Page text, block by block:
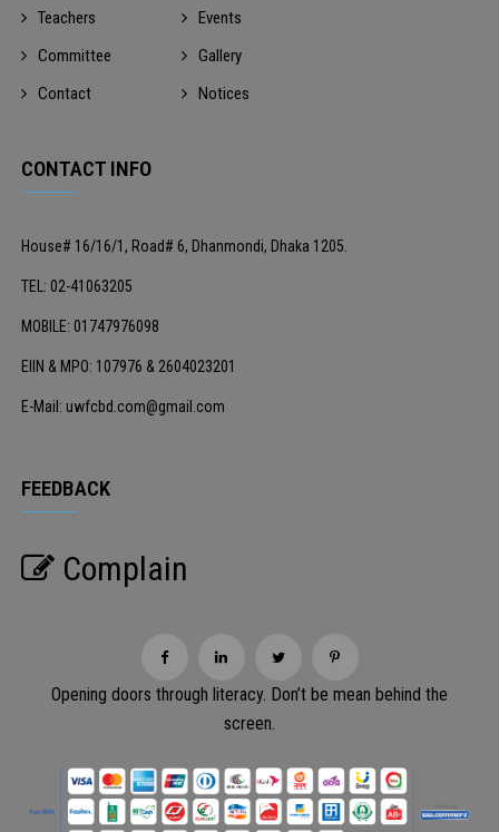
Teachers
Events
Committee
Gallery
Contact
Notices
CONTACT INFO
House# 16/16/1, Road# 6, Dhanmondi, Dhaka 1205.
TEL: 02-41063205
MOBILE: 01747976098
EIIN & MPO: 107976 & 2604023201
E-Mail: uwfcbd.com@gmail.com
FEEDBACK
Complain
Opening doors through literacy. Don’t be mean behind the
screen.